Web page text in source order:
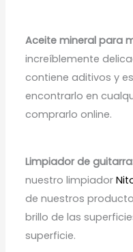
Aceite mineral para
increíblemente
contiene aditivos y
encontrarlo en
comprarlo online.
Limpiador de
nuestro limpiador
de nuestros
brillo de las
superficie.